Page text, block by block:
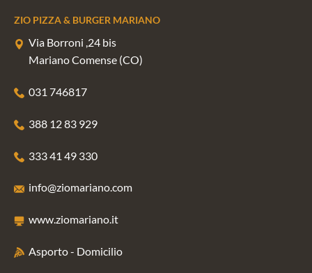
ZIO PIZZA & BURGER MARIANO
Via Borroni ,24 bis
Mariano Comense (CO)
031 746817
388 12 83 929
333 41 49 330
info@ziomariano.com
www.ziomariano.it
Asporto - Domicilio